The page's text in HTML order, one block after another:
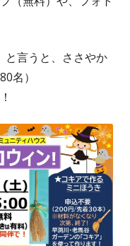
と言うと、ささやか
名）